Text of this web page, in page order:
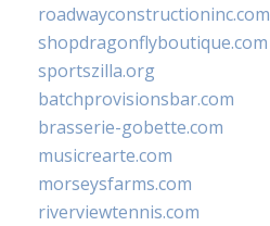
roadwayconstructioninc.com
shopdragonflyboutique.com
sportszilla.org
batchprovisionsbar.com
brasserie-gobette.com
musicrearte.com
morseysfarms.com
riverviewtennis.com